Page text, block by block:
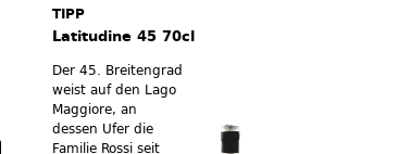
TIPP
Latitudine 45 70cl
Der 45. Breitengrad
weist auf den Lago
Maggiore, an
dessen Ufer die
Familie Rossi seit